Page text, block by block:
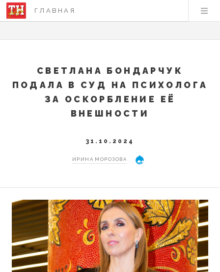
ГЛАВНАЯ
СВЕТЛАНА БОНДАРЧУК
ПОДАЛА В СУД НА ПСИХОЛОГА
ЗА ОСКОРБЛЕНИЕ ЕЁ
ВНЕШНОСТИ
31.10.2024
ИРИНА МОРОЗОВА